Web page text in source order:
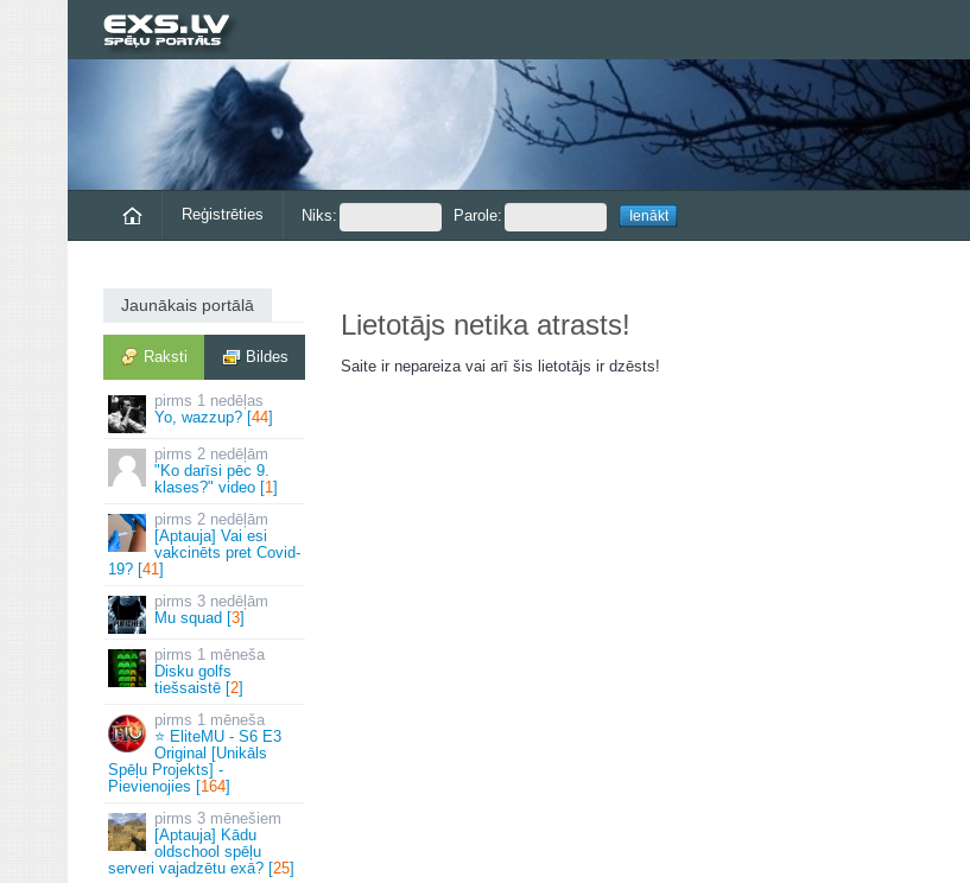
Reģistrēties Niks: Parole:
Jaunākais portālā
Raksti Bildes
1 nedēļas
Yo, wazzup? [44]
2 nedēļām
"Ko darīsi pēc 9.
klases?" video [1]
2 nedēļām
[Aptauja] Vai esi
vakcinēts pret Covid-
19? [41]
3 nedēļām
Mu squad [3]
1 mēneša
Disku golfs
tiešsaistē [2]
1 mēneša
⭐ EliteMU - S6 E3
Original [Unikāls
Spēļu Projekts] -
Pievienojies [164]
3 mēnešiem
[Aptauja] Kādu
oldschool spēļu
serveri vajadzētu exā? [25]
Lietotājs netika atrasts!
Saite ir nepareiza vai arī šis lietotājs ir dzēsts!